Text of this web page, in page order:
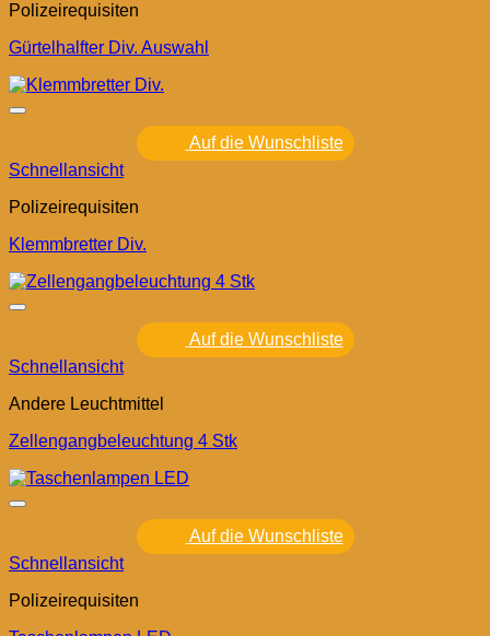
Polizeirequisiten
Gürtelhalfter Div. Auswahl
Auf die Wunschliste
Schnellansicht
Polizeirequisiten
Klemmbretter Div.
Auf die Wunschliste
Schnellansicht
Andere Leuchtmittel
Zellengangbeleuchtung 4 Stk
Auf die Wunschliste
Schnellansicht
Polizeirequisiten